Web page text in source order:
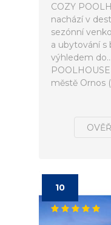
COZY
nachází v
sezónní
a ubytování s
výhledem
městě Ornos
10